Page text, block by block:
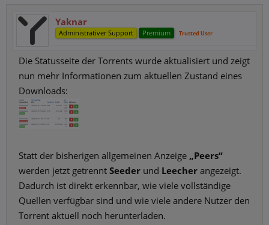
Yaknar
Administrativer Support Premium Trusted User
Die Statusseite der Torrents wurde aktualisiert und zeigt
nun mehr Informationen zum aktuellen Zustand eines
Downloads:
Statt der bisherigen allgemeinen Anzeige „Peers“
werden jetzt getrennt Seeder und Leecher angezeigt.
Dadurch ist direkt erkennbar, wie viele vollständige
Quellen verfügbar sind und wie viele andere Nutzer den
Torrent aktuell noch herunterladen.